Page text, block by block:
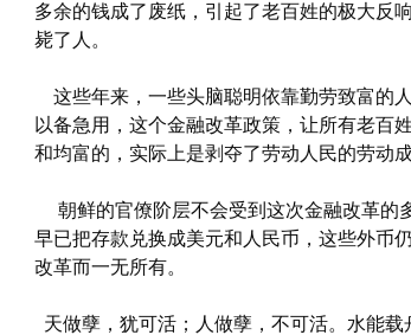
多余的钱成了废纸，引起了老百姓的极大反
毙了人。
这些年来，一些头脑聪明依靠勤劳致富的
以备急用，这个金融改革政策，让所有老百
和均富的，实际上是剥夺了劳动人民的劳动成
朝鲜的官僚阶层不会受到这次金融改革的
早已把存款兑换成美元和人民币，这些外币
改革而一无所有。
天做孽，犹可活；人做孽，不可活。水能